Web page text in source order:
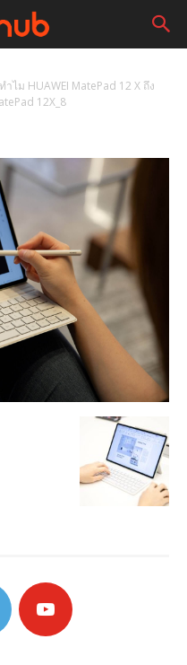
ไม HUAWEI MatePad 12 X ถึง
12X_8